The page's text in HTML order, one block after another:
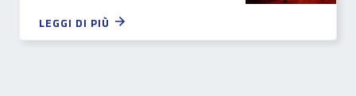
LEGGI DI PIÙ